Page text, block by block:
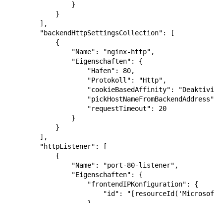
}
}
],
"backendHttpSettingsCollection" :
[
{
"Name" : "nginx-http" ,
"Eigenschaften" :
{
"Hafen" : 80,
"Protokoll" : "Http" ,
"cookieBasedAffinity" :
"pickHostNameFromBackendAddress"
"requestTimeout" :
20
}
}
],
"httpListener" :
[
{
"Name" : "port-80-listener" ,
"Eigenschaften" :
{
"frontendIPKonfiguration" :
{
"id" :